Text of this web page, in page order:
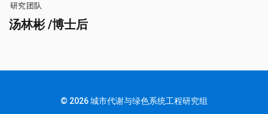
研究团队
汤林彬 /博士后
© 2026城市代谢与绿色系统工程研究组